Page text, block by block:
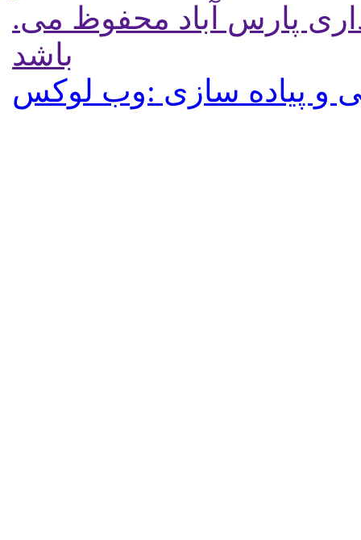
.تمامی حقوق برای پایگاه شهرداری پارس آباد محفوظ می
باشد
و پیاده سازی :وب لوکس